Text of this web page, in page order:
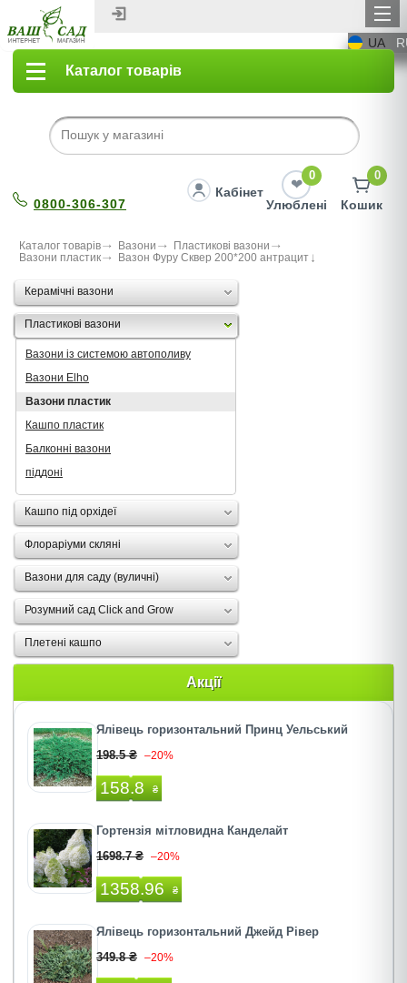
UA
Каталог товарів
0800-306-307
Кабінет
0
Улюблені
0
Кошик
Каталог товарів Вазони
Пластикові вазони
Вазони пластик
Вазон Фуру Сквер 200*200 антрацит
Керамічні вазони
Пластикові вазони
Вазони із системою автополиву
Вазони Elho
Вазони пластик
Кашпо пластик
Балконні вазони
піддоні
Кашпо під орхідеї
Флораріуми скляні
Вазони для саду (вуличні)
Розумний сад Click and Grow
Плетені кашпо
Акції
Ялівець горизонтальний Принц Уельський
198.5 ₴ –20%
158.8 ₴
Гортензія мітловидна Канделайт
1698.7 ₴ –20%
1358.96 ₴
Ялівець горизонтальний Джейд Рівер
349.8 ₴ –20%